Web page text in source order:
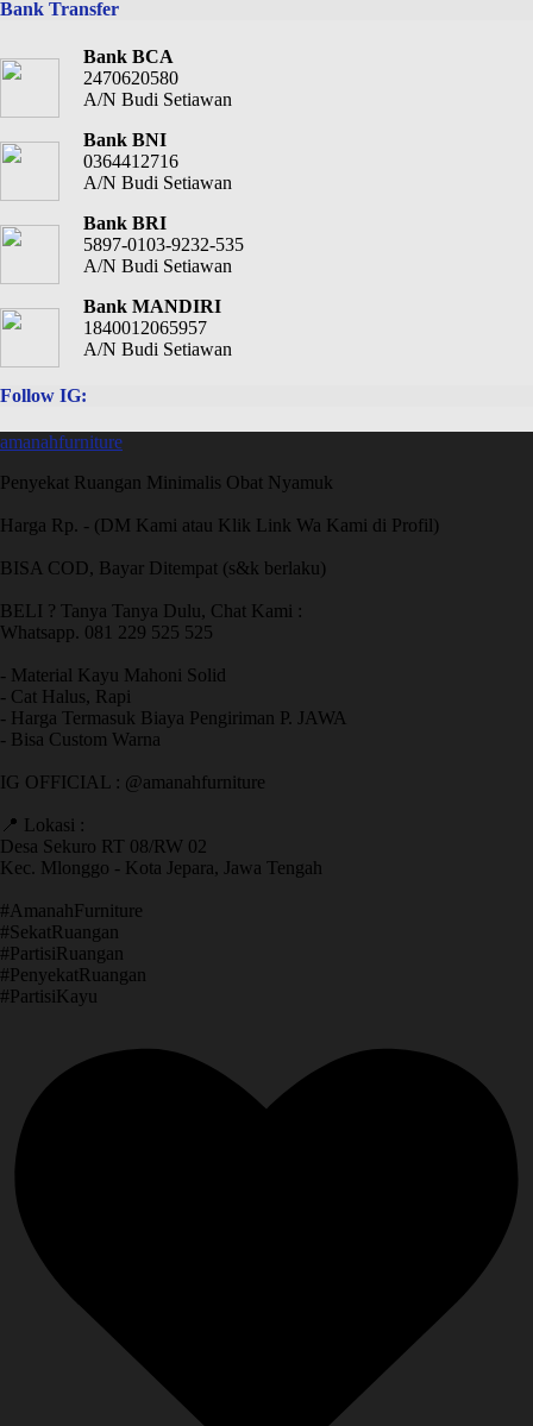
Bank Transfer
Bank BCA
2470620580
A/N Budi Setiawan
Bank BNI
0364412716
A/N Budi Setiawan
Bank BRI
5897-0103-9232-535
A/N Budi Setiawan
Bank MANDIRI
1840012065957
A/N Budi Setiawan
Follow IG:
amanahfurniture
Penyekat Ruangan Minimalis Obat Nyamuk
Harga Rp. - (DM Kami atau Klik Link Wa Kami di Profil)
BISA COD, Bayar Ditempat (s&k berlaku)
BELI ? Tanya Tanya Dulu, Chat Kami :
Whatsapp. 081 229 525 525
- Material Kayu Mahoni Solid
- Cat Halus, Rapi
- Harga Termasuk Biaya Pengiriman P. JAWA
- Bisa Custom Warna
IG OFFICIAL : @amanahfurniture
📍 Lokasi :
Desa Sekuro RT 08/RW 02
Kec. Mlonggo - Kota Jepara, Jawa Tengah
​#AmanahFurniture
​#SekatRuangan
​#PartisiRuangan
​#PenyekatRuangan
​#PartisiKayu